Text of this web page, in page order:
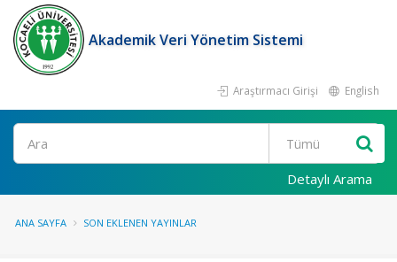
Akademik Veri Yönetim Sistemi
Araştırmacı Girişi English
Ara
Detaylı Arama
ANA SAYFA SON EKLENEN YAYINLAR